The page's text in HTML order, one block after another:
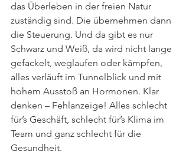
das Überleben in der freien Natur
zuständig sind. Die übernehmen dann
die Steuerung. Und da gibt es nur
Schwarz und Weiß, da wird nicht lange
gefackelt, weglaufen oder kämpfen,
alles verläuft im Tunnelblick und mit
hohem Ausstoß an Hormonen. Klar
denken – Fehlanzeige! Alles schlecht
für’s Geschäft, schlecht für’s Klima im
Team und ganz schlecht für die
Gesundheit.